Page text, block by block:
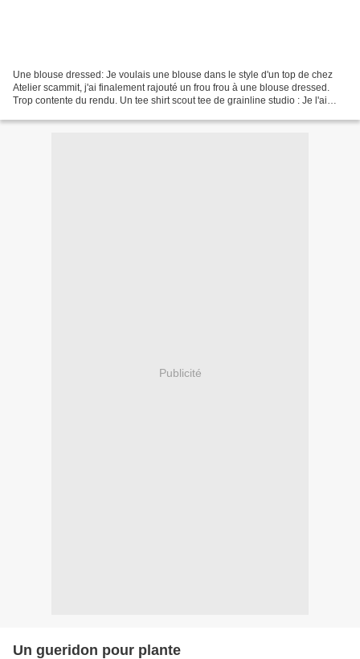
Une blouse dressed: Je voulais une blouse dans le style d'un top de chez
Atelier scammit, j'ai finalement rajouté un frou frou à une blouse dressed.
Trop contente du rendu. Un tee shirt scout tee de grainline studio : Je l'ai
Publicité
Un gueridon pour plante